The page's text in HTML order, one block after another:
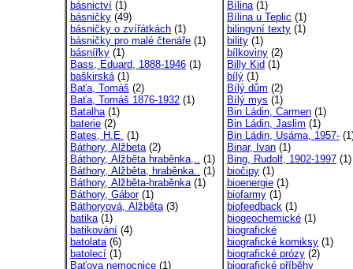
básnictví (1)
básničky (49)
básničky o zvířátkách (1)
básničky pro malé čtenáře (1)
básnířky (1)
Bass, Eduard, 1888-1946 (1)
baškirská(1)
Baťa, Tomáš (2)
Baťa, Tomáš 1876-1932 (1)
Batalha(1)
baterie (2)
Bates, H.E. (1)
Báthory, Alžbeta(2)
Báthory, Alžběta hraběnka,.. (1)
Báthory, Alžběta, hraběnka.. (1)
Báthory, Alžběta-hraběnka(1)
Báthory, Gábor(1)
Báthoryová, Alžběta(3)
batika(1)
batikování (4)
batolata(6)
batolecí (1)
Baťova nemocnice (1)
Bílina(1)
Bílina u Teplic (1)
bilingvní texty (1)
bility (1)
bílkoviny (2)
Billy Kid (1)
bílý (1)
Bílý dům (2)
Bílý mys (1)
Bin Ládin, Carmen (1)
Bin Ládin, Jaslim (1)
Bin Ládin, Usáma, 1957-
Binar, Ivan (1)
Bing, Rudolf, 1902-1997 (1)
biočipy (1)
bioenergie (1)
biofarmy (1)
biofeedback (1)
biogeochemické (1)
biografické
biografické komiksy (1)
biografické prózy (2)
biografické příběhy